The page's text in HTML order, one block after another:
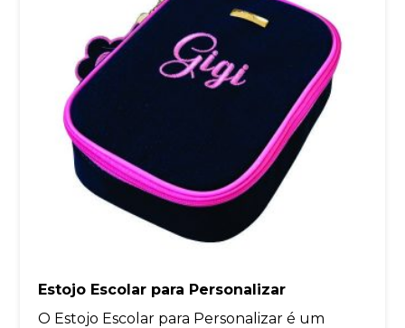
Estojo Escolar para Personalizar
O Estojo Escolar para Personalizar é um